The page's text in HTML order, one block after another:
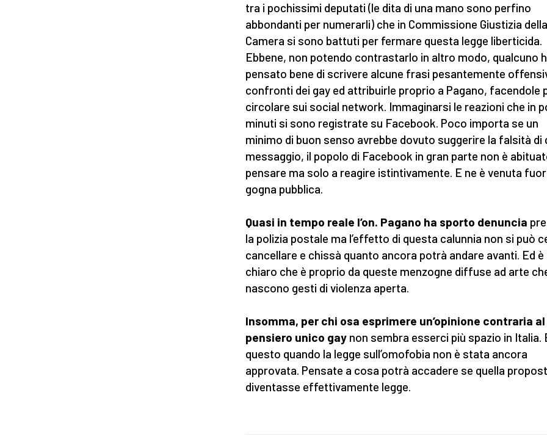
tra i pochissimi deputati (le dita di una mano sono perfino
abbondanti per numerarli) che in Commissione Giustizia della
Camera si sono battuti per fermare questa legge liberticida.
Ebbene, non potendo contrastarlo in altro modo, qualcuno
pensato bene di scrivere alcune frasi pesantemente
confronti dei gay ed attribuirle proprio a Pagano, facendole
circolare sui social network. Immaginarsi le reazioni che in
minuti si sono registrate su Facebook. Poco importa se un
minimo di buon senso avrebbe dovuto suggerire la falsità di
messaggio, il popolo di Facebook in gran parte non è
pensare ma solo a reagire istintivamente. E ne è venuta
gogna pubblica.
Quasi in tempo reale l’on. Pagano ha sporto denuncia
la polizia postale ma l’effetto di questa calunnia non si può
cancellare e chissà quanto ancora potrà andare avanti. Ed è
chiaro che è proprio da queste menzogne diffuse ad arte
nascono gesti di violenza aperta.
Insomma, per chi osa esprimere un’opinione contraria al
pensiero unico gay non sembra esserci più spazio in Italia.
questo quando la legge sull’omofobia non è stata ancora
approvata. Pensate a cosa potrà accadere se quella
diventasse effettivamente legge.